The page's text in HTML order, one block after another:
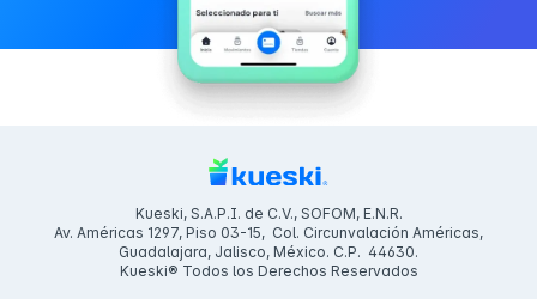
Kueski, S.A.P.I. de C.V., SOFOM, E.N.R.
Av. Américas 1297, Piso 03-15, Col. Circunvalación Américas,
Guadalajara, Jalisco, México. C.P. 44630.
Kueski® Todos los Derechos Reservados